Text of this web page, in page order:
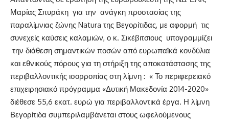
Μαρίας Σπυράκη για την ανάγκη προστασίας της
παραλίμνιας ζώνης Natura της Βεγορίτιδας, με αφορμή τις
συνεχείς καύσεις καλαμιών, ο κ. Σικέβιτσιους υπογραμμίζει
την διάθεση σημαντικών ποσών από ευρωπαϊκά κονδύλια
και εθνικούς πόρους για τη στήριξη της αποκατάστασης της
περιβαλλοντικής ισορροπίας στη λίμνη : « Το περιφερειακό
επιχειρησιακό πρόγραμμα «Δυτική Μακεδονία 2014-2020»
διέθεσε 55,6 εκατ. ευρώ για περιβαλλοντικά έργα. Η λίμνη
Βεγορίτιδα συμπεριλαμβάνεται στους ωφελούμενους